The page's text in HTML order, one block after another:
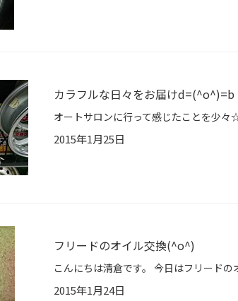
カラフルな日々をお届けd=(^o^)=b
2015年1月25日
フリードのオイル交換(^o^)
2015年1月24日